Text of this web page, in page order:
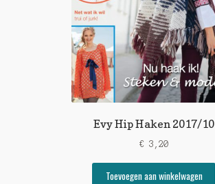
Evy Hip Haken 2017/10
€ 3,20
Toevoegen aan winkelwagen